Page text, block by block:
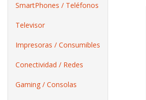
SmartPhones / Teléfonos
Televisor
Impresoras / Consumibles
Conectividad / Redes
Gaming / Consolas